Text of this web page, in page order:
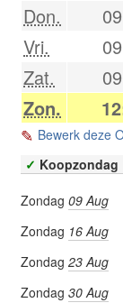
Don.
Vri.
Zat.
Zon.
Bewerk deze
✓ Koopzondag
Zondag 09 Aug
Zondag 16 Aug
Zondag 23 Aug
Zondag 30 Aug